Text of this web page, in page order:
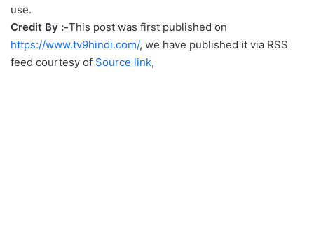
use.
Credit By :-This post was first published on
https://www.tv9hindi.com/, we have published it via RSS
feed courtesy of Source link,